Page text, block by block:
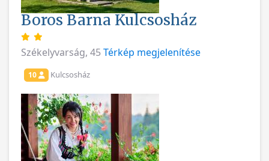
Boros Barna Kulcsosház
Székelyvarság, 45Térkép megjelenítése
10 Kulcsosház